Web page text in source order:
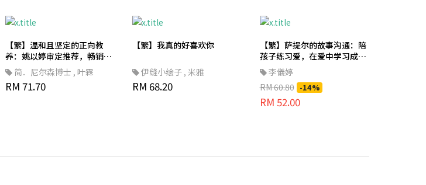
【繁】温和且坚定的正向教
养：姚以婷审定推荐，畅销全
球40年的阿德勒式教养经典，
教出自律、负责、合作的孩
子，赋予孩子解决问题的能力
简．尼尔森博士 , 叶霖
RM 71.70
【繁】我真的好喜欢你
伊缝小绘子 , 米雅
RM 68.20
【繁】萨提尔的故事沟通：陪
孩子练习爱，在爱中学习成长
- 亲子教养/生活教养
李儀婷
RM 60.80 -14%
RM 52.00